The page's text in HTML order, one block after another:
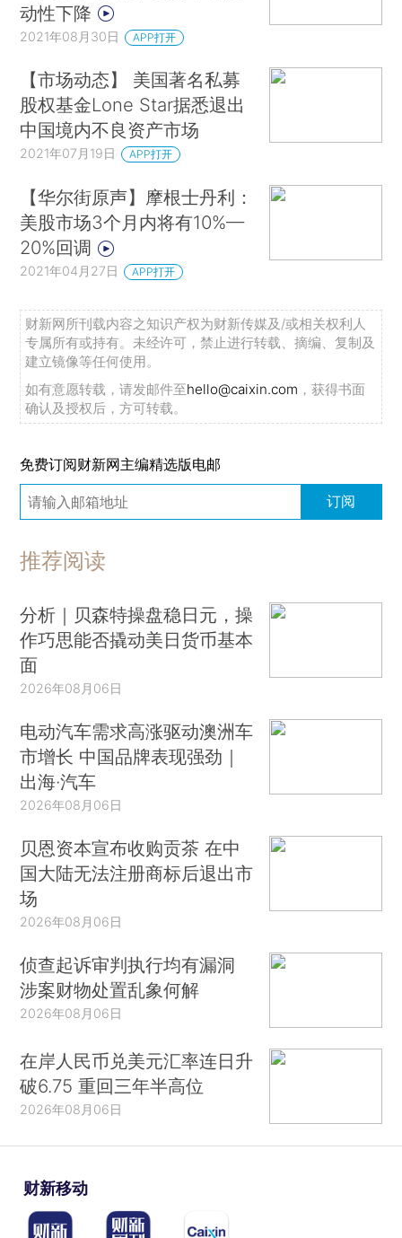
动性下降
2021年08月30日 APP打开
【市场动态】 美国著名私募
股权基金Lone Star据悉退出
中国境内不良资产市场
2021年07月19日 APP打开
【华尔街原声】摩根士丹利：
美股市场3个月内将有10%—
20%回调
2021年04月27日 APP打开
财新网所刊载内容之知识产权为财新传媒及/或相关权利人
专属所有或持有。未经许可，禁止进行转载、摘编、复制及
建立镜像等任何使用。
如有意愿转载，请发邮件至hello@caixin.com ，获得书面
确认及授权后，方可转载。
免费订阅财新网主编精选版电邮
订阅
推荐阅读
分析｜贝森特操盘稳日元，操
作巧思能否撬动美日货币基本
面
2026年08月06日
电动汽车需求高涨驱动澳洲车
市增长 中国品牌表现强劲｜
出海·汽车
2026年08月06日
贝恩资本宣布收购贡茶 在中
国大陆无法注册商标后退出市
场
2026年08月06日
侦查起诉审判执行均有漏洞
涉案财物处置乱象何解
2026年08月06日
在岸人民币兑美元汇率连日升
破6.75 重回三年半高位
2026年08月06日
财新移动